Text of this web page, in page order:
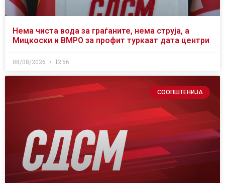
Нема чиста вода за граѓаните, нема струја, а
Мицкоски и ВМРО за профит туркаат дата центри
08/08/2026 12:56
СООПШТЕНИЈА